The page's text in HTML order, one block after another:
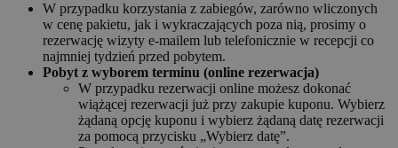
W przypadku korzystania z zabiegów, zarówno wliczonych
w cenę pakietu, jak i wykraczających poza nią, prosimy o
rezerwację wizyty e-mailem lub telefonicznie w recepcji co
najmniej tydzień przed pobytem.
Pobyt z wyborem terminu (online rezerwacja)
W przypadku rezerwacji online możesz dokonać
wiążącej rezerwacji już przy zakupie kuponu. Wybierz
żądaną opcję kuponu i wybierz żądaną datę rezerwacji
za pomocą przycisku „Wybierz datę”.